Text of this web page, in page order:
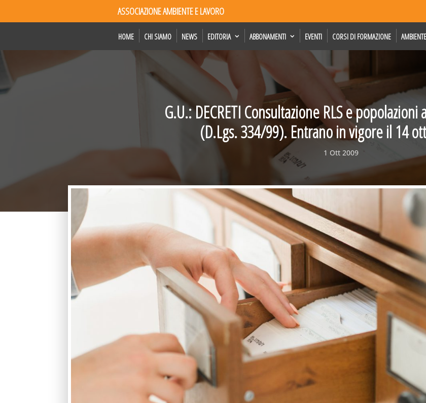
ASSOCIAZIONE AMBIENTE E LAVORO
HOME CHI SIAMO NEWS EDITORIA ABBONAMENTI EVENTI CORSI DI FORMAZIONE AMBIENTE
G.U.: DECRETI Consultazione RLS e
(D.Lgs. 334/99). Entrano in vigore il 14
1 Ott 2009